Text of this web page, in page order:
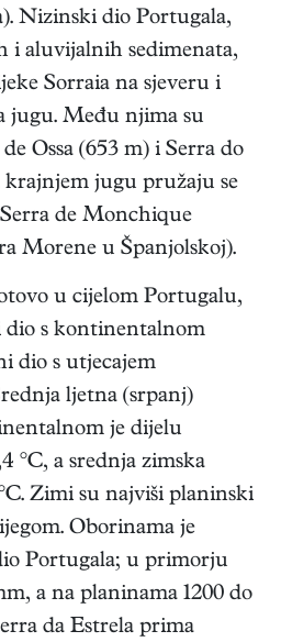
Nizinski dio Portugala,
i aluvijalnih sedimenata,
Sorraia na sjeveru i
jugu. Među njima su
Ossa (653 m) i Serra do
jugu pružaju se
de Monchique
Morene u Španjolskoj).
u cijelom Portugalu,
dio s kontinentalnom
dio s utjecajem
ljetna (srpanj)
je dijelu
°C, a srednja zimska
Zimi su najviši planinski
Oborinama je
Portugala; u primorju
a na planinama 1200 do
da Estrela prima